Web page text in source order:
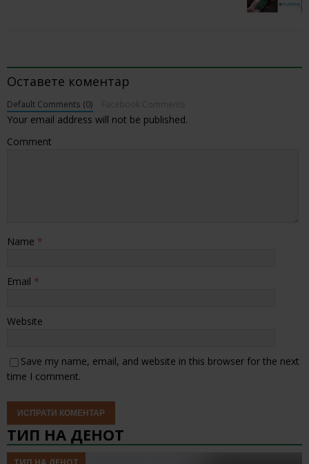
Оставете коментар
Default Comments (0)
Your email address will not be published.
Comment
Name *
Email *
Website
Save my name, email, and website in this browser for the next
time I comment.
ТИП НА ДЕНОТ